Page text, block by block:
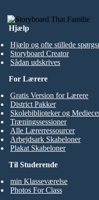
Hjælp
Hjælp og ofte stillede
Storyboard Creator
Sådan udskrives
Til Studerende
min Klasseværelse
Photos For Class
For Lærere
Gratis Version for Lærere
District Pakker
Skolebiblioteker og
Træningssessioner
Alle Lærerressourcer
Arbejdsark Skabeloner
Plakat Skabeloner